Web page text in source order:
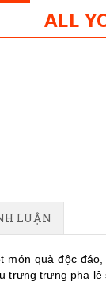
ALL
LUẬN
món quà độc
trưng trưng pha